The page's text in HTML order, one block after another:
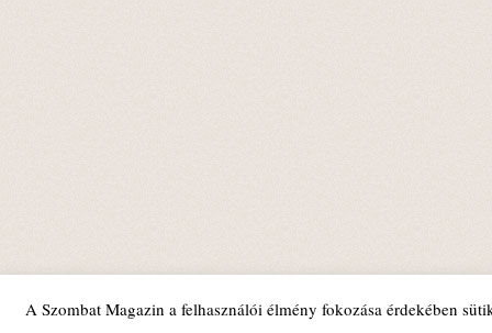
A Szombat Magazin a felhasználói élmény fokozása érdekében